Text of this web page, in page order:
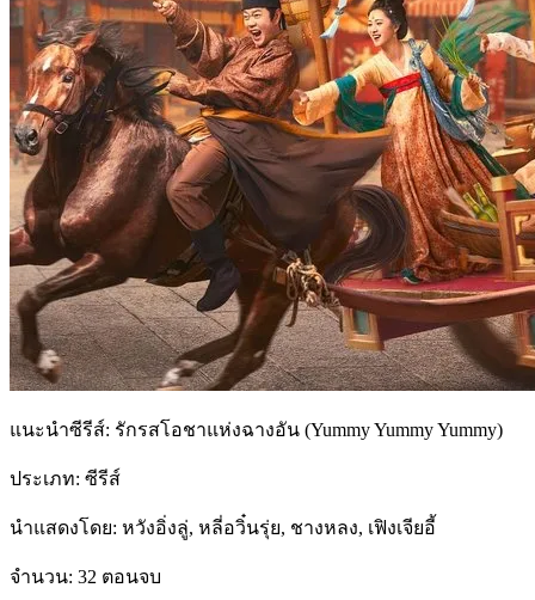
แนะนำซีรีส์: รักรสโอชาแห่งฉางอัน (Yummy Yummy Yummy)
ประเภท: ซีรีส์
นำแสดงโดย: หวังอิ่งลู่, หลี่อวิ๋นรุ่ย, ชางหลง, เฟิงเจียอี้
จำนวน: 32 ตอนจบ